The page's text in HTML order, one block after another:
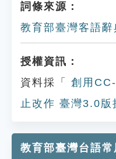
詞條來源：
教育部臺灣客語辭
授權資訊：
資料採「
創用
止改作 臺灣3.0版
教育部臺灣台語常